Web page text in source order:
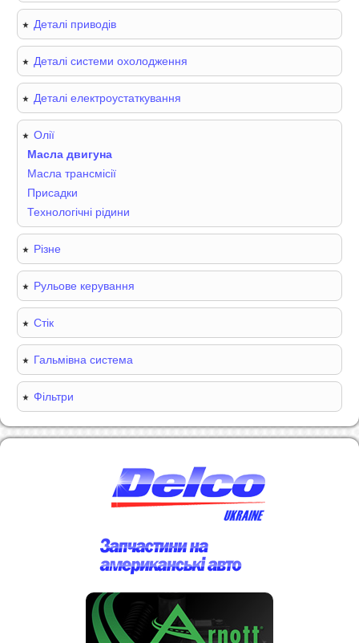
Деталі приводів
Деталі системи охолодження
Деталі електроустаткування
Олії
Масла двигуна
Масла трансмісії
Присадки
Технологічні рідини
Різне
Рульове керування
Стік
Гальмівна система
Фільтри